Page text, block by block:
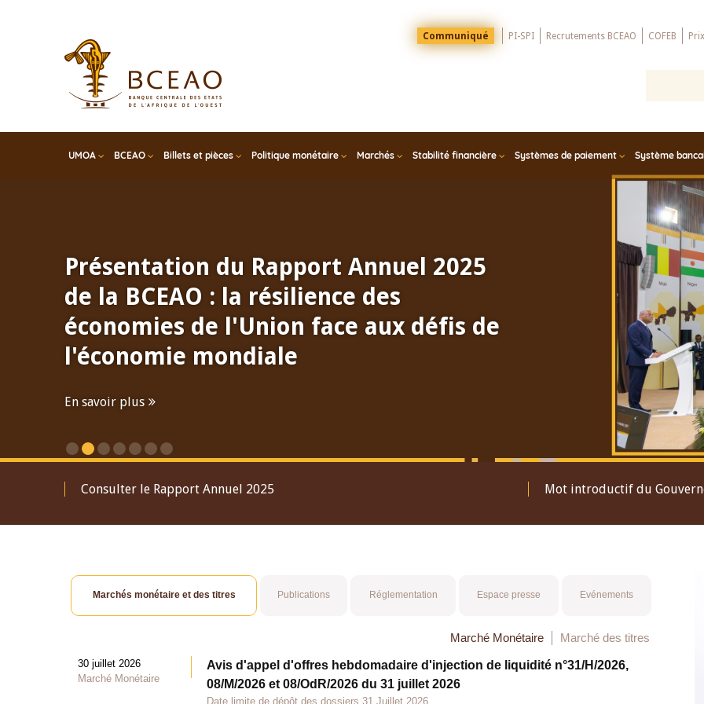
Menu
Top
Communiqué PI-SPI Recrutements BCEAO COFEB
UMOA BCEAO Billets et pièces Politique monétaire Marchés Stabilité financière Systèmes de paiement Système
Présentation du Rapport Annuel 2025
de la BCEAO : la résilience des
économies de l'Union face aux défis de
l'économie mondiale
En savoir plus
Consulter le Rapport Annuel 2025 Mot introductif du
Marchés monétaire et des titres Publications Réglementation Espace presse Evénements
Marché Monétaire Marché des titres
30 juillet 2026
Marché Monétaire
Avis d'appel d'offres hebdomadaire d'injection de liquidité n°31/H/2026,
08/M/2026 et 08/OdR/2026 du 31 juillet 2026
Date limite de dépôt des dossiers 31 Juillet 2026